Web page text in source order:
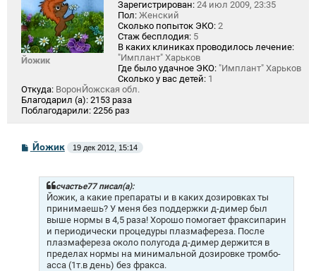
Йожик
Зарегистрирован: 24 июл 2009, 23:35
Пол: Женский
Сколько попыток ЭКО: 2
Стаж бесплодия: 5
В каких клиниках проводилось лечение:
"Имплант" Харьков
Где было удачное ЭКО: "Имплант" Харьков
Сколько у вас детей: 1
Откуда: ВоронЙожская обл.
Благодарил (а): 2153 раза
Поблагодарили: 2256 раз
СЙожик 19 дек 2012, 15:14
счастье77 писал(а):
Йожик, а какие препараты и в каких дозировках ты
принимаешь? У меня без поддержки д-димер был
выше нормы в 4,5 раза! Хорошо помогает фраксипарин
и периодически процедуры плазмафереза. После
плазмафереза около полугода д-димер держится в
пределах нормы на минимальной дозировке тромбо-
асса (1т.в день) без фракса.